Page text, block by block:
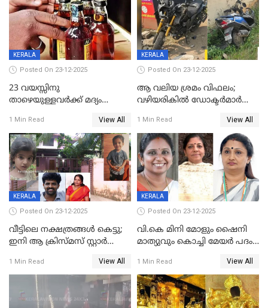
അതൃപ്തിയുമായി ദീപ്തി മേരി
വർഗീസ്
KERALA
Posted On 23-12-2025
23 വയസ്സിനു
താഴെയുള്ളവർക്ക് മദ്യം
നടപടി;സ്ഥാപനങ്ങൾക്കെതിരെ
രണ്ട് കേസുകൾ
1 Min Read View All
KERALA
Posted On 23-12-2025
ആ വലിയ ശ്രമം വിഫലം;
വഴിയരികില്‍ ‌ഡോക്ടര്‍മാര്‍
മരണത്തിന് കീഴടങ്ങി
1 Min Read View All
KERALA
Posted On 23-12-2025
വീട്ടിലെ നക്ഷത്രങ്ങൾ കെട്ടു;
ഇനി ആ ക്രിസ്മസ് സ്റ്റാർ
വേണ്ടിയുള്ള
പിടിവലിക്കിടയിൽ
അപ്പൂപ്പനെതിരെ പോക്സോ
കേസ് ഒടുവിൽ 4 ജീവനുകൾ
1 Min Read View All
KERALA
Posted On 23-12-2025
വി.കെ മിനി മോളും ഷൈനി
മാത്യുവും കൊച്ചി മേയർ പദം
മേയറാകില്ല
1 Min Read View All